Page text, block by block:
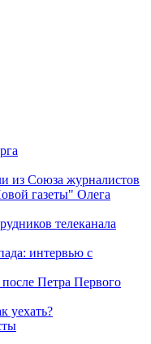
из Союза журналистов
газеты" Олега
телеканала
интервью с
Петра Первого
уехать?